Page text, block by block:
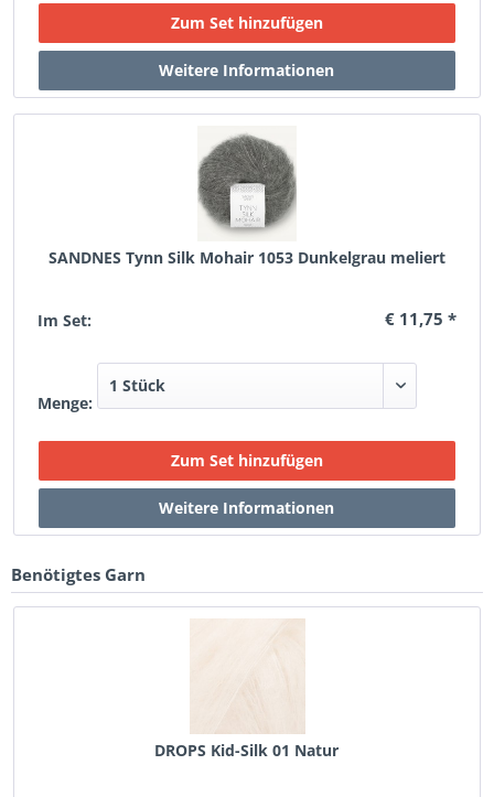
SANDNES Tynn Silk Mohair 1053 Dunkelgrau meliert
Im Set: € 11,75 *
Menge:
Benötigtes Garn
DROPS Kid-Silk 01 Natur